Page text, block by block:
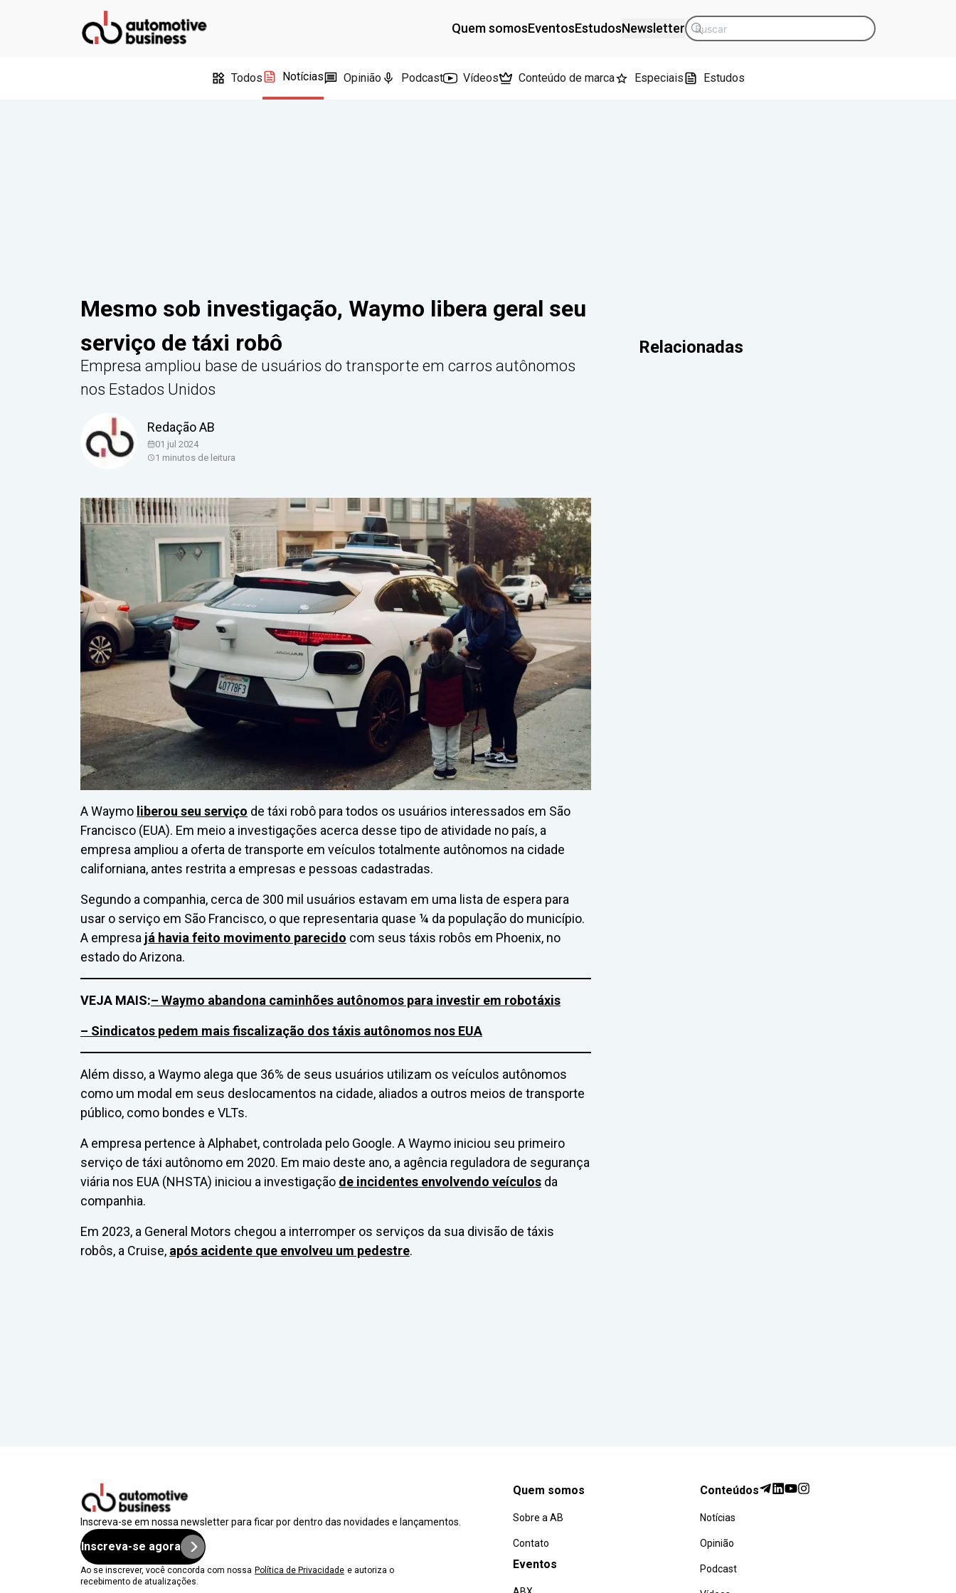
Quem somosEventosEstudosNewsletter
Todos Notícias Opinião Podcast Vídeos Conteúdo de marca Especiais Estudos
Mesmo sob investigação, Waymo libera geral seu
serviço de táxi robô
Empresa ampliou base de usuários do transporte em carros autônomos
nos Estados Unidos
Redação AB
01 jul 2024
1 minutos de leitura
A Waymo liberou seu serviço de táxi robô para todos os usuários interessados em São
Francisco (EUA). Em meio a investigações acerca desse tipo de atividade no país, a
empresa ampliou a oferta de transporte em veículos totalmente autônomos na cidade
californiana, antes restrita a empresas e pessoas cadastradas.
Segundo a companhia, cerca de 300 mil usuários estavam em uma lista de espera para
usar o serviço em São Francisco, o que representaria quase ¼ da população do município.
A empresa já havia feito movimento parecido com seus táxis robôs em Phoenix, no
estado do Arizona.
VEJA MAIS:– Waymo abandona caminhões autônomos para investir em robotáxis
– Sindicatos pedem mais fiscalização dos táxis autônomos nos EUA
Além disso, a Waymo alega que 36% de seus usuários utilizam os veículos autônomos
como um modal em seus deslocamentos na cidade, aliados a outros meios de transporte
público, como bondes e VLTs.
A empresa pertence à Alphabet, controlada pelo Google. A Waymo iniciou seu primeiro
serviço de táxi autônomo em 2020. Em maio deste ano, a agência reguladora de segurança
viária nos EUA (NHSTA) iniciou a investigação de incidentes envolvendo veículos da
companhia.
Em 2023, a General Motors chegou a interromper os serviços da sua divisão de táxis
robôs, a Cruise, após acidente que envolveu um pedestre.
Relacionadas
Inscreva-se em nossa newsletter para ficar por dentro das novidades e lançamentos.
Inscreva-se agora
Ao se inscrever, você concorda com nossa Política de Privacidade e autoriza o
recebimento de atualizações.
Quem somos
Sobre a AB
Contato
Eventos
Conteúdos
Notícias
Opinião
Podcast